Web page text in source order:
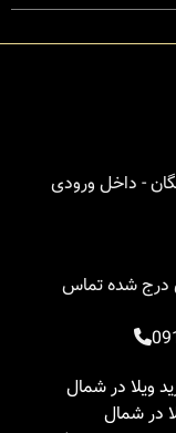
- داخل ورودی
درج شده تماس
ویلا در شمال
در شمال